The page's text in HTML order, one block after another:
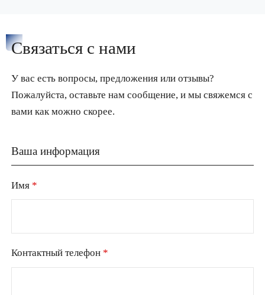
Связаться с нами
У вас есть вопросы, предложения или отзывы?
Пожалуйста, оставьте нам сообщение, и мы свяжемся с
вами как можно скорее.
Ваша информация
Имя *
Контактный телефон *